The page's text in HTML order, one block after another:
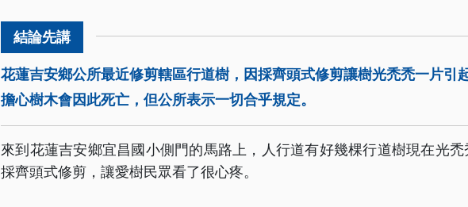
花蓮吉安鄉公所最近修剪轄區行道樹，因採齊頭式修剪讓樹光禿禿一片引
擔心樹木會因此死亡，但公所表示一切合乎規定。
來到花蓮吉安鄉宜昌國小側門的馬路上，人行道有好幾棵行道樹現在光
採齊頭式修剪，讓愛樹民眾看了很心疼。